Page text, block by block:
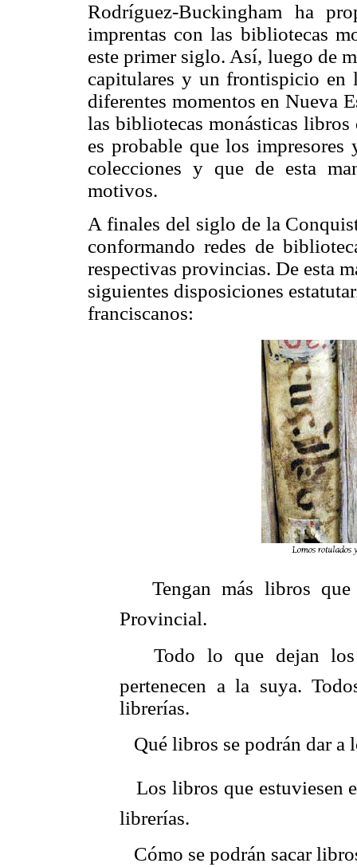
Rodríguez-Buckingham ha
imprentas con las bibliotecas
este primer siglo. Así, luego de
capitulares y un frontispicio en
diferentes momentos en Nueva
las bibliotecas monásticas
es probable que los impresores
colecciones y que de esta
motivos.
A finales del siglo de la
conformando redes de
respectivas provincias. De esta
siguientes disposiciones
franciscanos:
 Tengan más libros
Provincial.
 Todo lo que dejan los
pertenecen a la suya.
librerías.
 Qué libros se podrán dar
 Los libros que estuviesen
librerías.
 Cómo se podrán sacar